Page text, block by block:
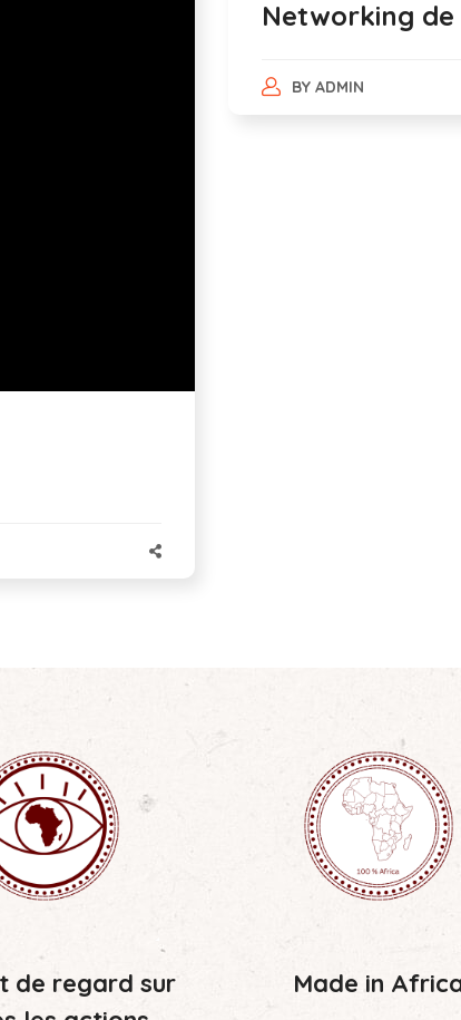
Networking de
BY ADMIN
de regard sur
Made in